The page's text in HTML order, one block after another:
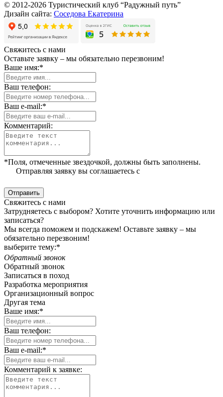
© 2012-2026 Туристический клуб “Радужный путь”
Дизайн сайта: Соседова Екатерина
Свяжитесь с нами
Оставьте заявку – мы обязательно перезвоним!
Ваше имя:*
Ваш телефон:
Ваш e-mail:*
Комментарий:
*Поля, отмеченные звездочкой, должны быть заполнены.
Отправляя заявку вы соглашаетесь с
Отправить
Свяжитесь с нами
Затрудняетесь с выбором? Хотите уточнить информацию или
записаться?
Мы всегда поможем и подскажем! Оставьте заявку – мы
обязательно перезвоним!
выберите тему:*
Обратный звонок
Обратный звонок
Записаться в поход
Разработка мероприятия
Организационный вопрос
Другая тема
Ваше имя:*
Ваш телефон:
Ваш e-mail:*
Комментарий к заявке: